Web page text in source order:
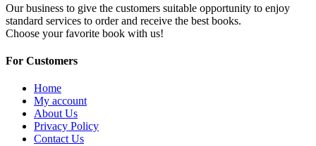
Our business to give the customers suitable opportunity to enjoy
standard services to order and receive the best books.
Choose your favorite book with us!
For Customers
Home
My account
About Us
Privacy Policy
Contact Us